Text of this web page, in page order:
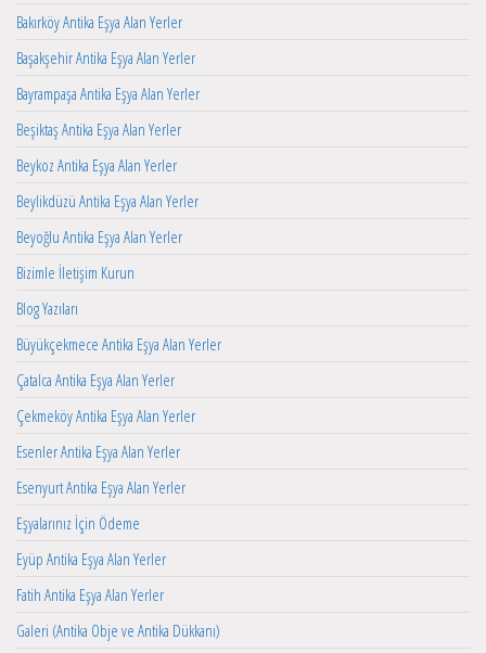
Bakırköy Antika Eşya Alan Yerler
Başakşehir Antika Eşya Alan Yerler
Bayrampaşa Antika Eşya Alan Yerler
Beşiktaş Antika Eşya Alan Yerler
Beykoz Antika Eşya Alan Yerler
Beylikdüzü Antika Eşya Alan Yerler
Beyoğlu Antika Eşya Alan Yerler
Bizimle İletişim Kurun
Blog Yazıları
Büyükçekmece Antika Eşya Alan Yerler
Çatalca Antika Eşya Alan Yerler
Çekmeköy Antika Eşya Alan Yerler
Esenler Antika Eşya Alan Yerler
Esenyurt Antika Eşya Alan Yerler
Eşyalarınız İçin Ödeme
Eyüp Antika Eşya Alan Yerler
Fatih Antika Eşya Alan Yerler
Galeri (Antika Obje ve Antika Dükkanı)